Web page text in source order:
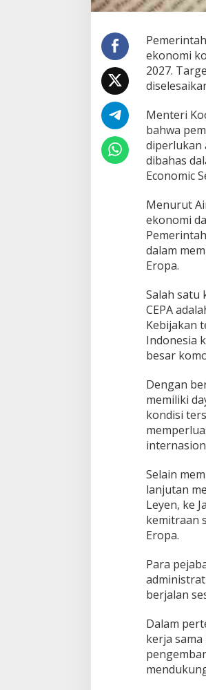
i
t
a
h
K
e
a
r
m
p
l
e
n
t
a
E
U
-
E
P
2
0
2
7
ekonomi
2027.
Menteri
bahwa
diperlukan
dibahas
Economic
Menurut
ekonomi
dalam
Eropa.
Salah satu
CEPA
Kebijakan
Indonesia
besar
Dengan
memiliki
kondisi
Selain
lanjutan
Leyen, ke
kemitraan
Eropa.
Para
berjalan
Dalam
kerja